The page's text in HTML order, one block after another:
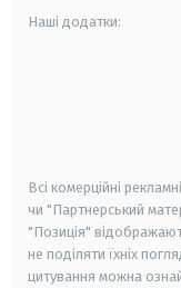
Наші додатки:
Всі комерційні
чи "Партнерський
"Позиція"
не поділяти їхніх
цитування можна